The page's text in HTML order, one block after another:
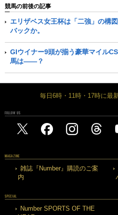
競馬の前後の記事
エリザベス女王杯は「二強」の構
バックか。
GIウイナー9頭が揃う豪華マイル
馬は――？
毎日6時・11時・17時に最
FOLLOW US
MAGAZINE
雑誌『Number』購読のご案
内
SPECIAL
Number SPORTS OF THE